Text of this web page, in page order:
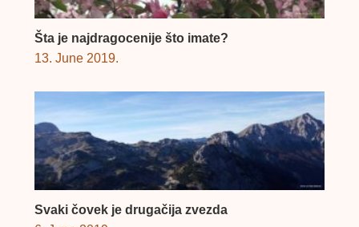
Šta je najdragocenije što imate?
13. June 2019.
Svaki čovek je drugačija zvezda